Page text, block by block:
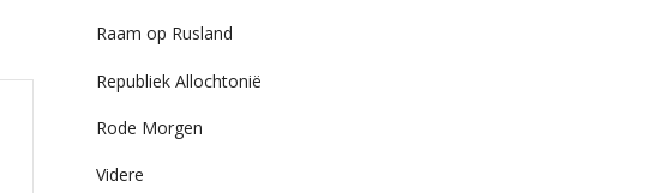
Raam op Rusland
Republiek Allochtonië
Rode Morgen
Videre